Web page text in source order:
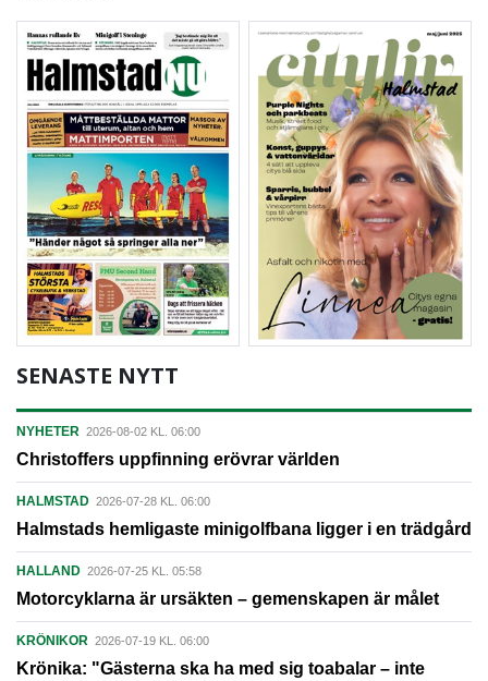
SENASTE NYTT
NYHETER 2026-08-02 KL. 06:00
Christoffers uppfinning erövrar världen
HALMSTAD 2026-07-28 KL. 06:00
Halmstads hemligaste minigolfbana ligger i en trädgård
HALLAND 2026-07-25 KL. 05:58
Motorcyklarna är ursäkten – gemenskapen är målet
KRÖNIKOR 2026-07-19 KL. 06:00
Krönika: "Gästerna ska ha med sig toabalar – inte